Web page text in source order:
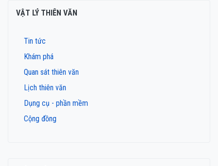
VẬT LÝ THIÊN VĂN
Tin tức
Khám phá
Quan sát thiên văn
Lịch thiên văn
Dụng cụ - phần mềm
Cộng đồng